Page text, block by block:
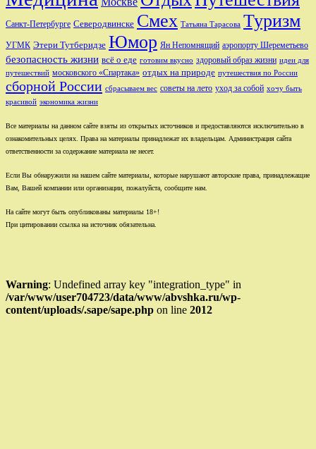
Санкт-Петербурге Северодвинске Смех Татьяна Тарасова Туризм
УГМК Этери Тутберидзе Юмор Ян Непомнящий аэропорту Шереметьево
безопасность жизни всё о еде готовим вкусно здоровый образ жизни идеи для
путешествий московского «Спартака» отдых на природе путешествия по России
сборной России сбрасываем вес советы на лето уход за собой хочу быть
красивой экономика жизни
Все материалы на данном сайте взяты из открытых источников и предоставляются исключительно в
ознакомительных целях. Права на материалы принадлежат их владельцам. Администрация сайта
ответственности за содержание материала не несет.
Если Вы обнаружили на нашем сайте материалы, которые нарушают авторские права, принадлежащие
Вам, Вашей компании или организации, пожалуйста, сообщите нам.
На сайте могут быть опубликованы материалы 18+!
При цитировании ссылка на источник обязательна.
Warning: Undefined array key "integration_type" in
/var/www/user704723/data/www/abvshka.ru/wp-
content/uploads/.sape/sape.php on line 2012